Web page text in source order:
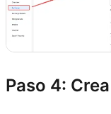
Paso 4: